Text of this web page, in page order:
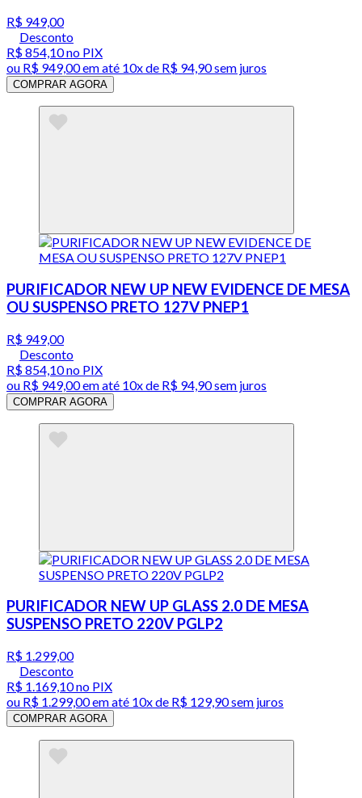
R$ 949,00
Desconto
R$ 854,10no PIX
ou R$ 949,00em até 10x de R$ 94,90 sem juros
COMPRAR AGORA
PURIFICADOR NEW UP NEW EVIDENCE DE MESA
OU SUSPENSO PRETO 127V PNEP1
R$ 949,00
Desconto
R$ 854,10no PIX
ou R$ 949,00em até 10x de R$ 94,90 sem juros
COMPRAR AGORA
PURIFICADOR NEW UP GLASS 2.0 DE MESA
SUSPENSO PRETO 220V PGLP2
R$ 1.299,00
Desconto
R$ 1.169,10no PIX
ou R$ 1.299,00em até 10x de R$ 129,90 sem juros
COMPRAR AGORA